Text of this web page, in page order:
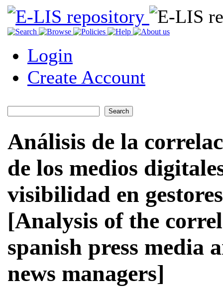
Login
Create Account
Análisis de la
de los medios
visibilidad en
[Analysis of the
spanish press media
news managers]